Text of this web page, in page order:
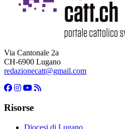
Via Cantonale 2a
CH-6900 Lugano
redazionecatt@gmail.com
Risorse
Diocesi di Lugano